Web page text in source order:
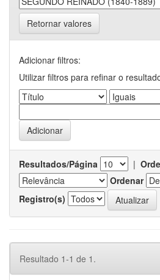
Retornar valores
Adicionar filtros:
Utilizar filtros para refinar o
Resultados/Página |
Ordenar
Registro(s)
Resultado 1-1 de 1.